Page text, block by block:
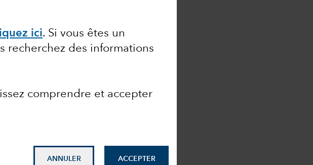
ici. Si vous êtes un
recherchez des informations
comprendre et accepter
ANNULER ACCEPTER